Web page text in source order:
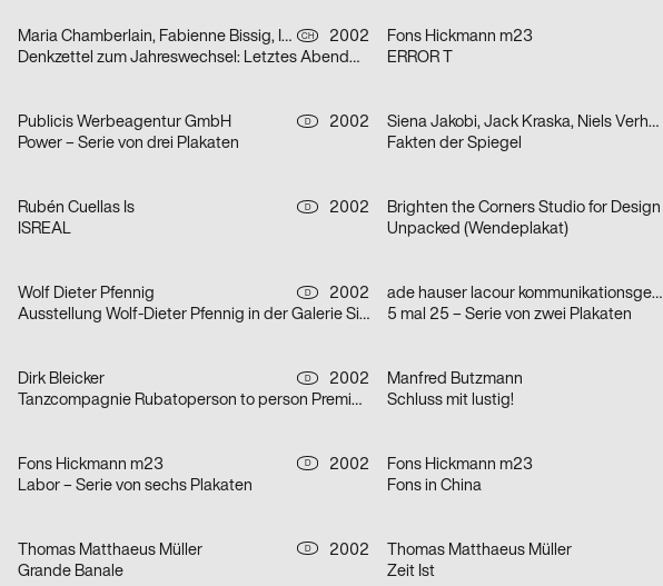
Maria Chamberlain, Fabienne Bissig, Ibrahim Hasan CH
2002
Denkzettel zum Jahreswechsel: Letztes Abendmahl / Ohne Ausnahme / o. T. – Serie von drei Plakaten
Fons Hickmann m23
ERROR T
Publicis Werbeagentur GmbH D
2002
Power – Serie von drei Plakaten
Siena Jakobi, Jack Kraska, Niels Verhaag
Fakten der Spiegel
Rubén Cuellas Is D
2002
ISREAL
Brighten the Corners Studio for Design
Unpacked (Wendeplakat)
Wolf Dieter Pfennig D
2002
Ausstellung Wolf-Dieter Pfennig in der Galerie Sillack Dresden
ade hauser lacour kommunikationsgestaltung gmbh
5 mal 25 – Serie von zwei Plakaten
Dirk Bleicker D
2002
Tanzcompagnie Rubatoperson to person Premiere
Manfred Butzmann
Schluss mit lustig!
Fons Hickmann m23 D
2002
Labor – Serie von sechs Plakaten
Fons Hickmann m23
Fons in China
Thomas Matthaeus Müller D
2002
Grande Banale
Thomas Matthaeus Müller
Zeit Ist